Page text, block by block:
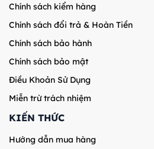
Chính sách kiểm hàng
Chính sách đổi trả & Hoàn Tiền
Chính sách bảo hành
Chính sách bảo mật
Điều Khoản Sử Dụng
Miễn trừ trách nhiệm
KIẾN THỨC
Hướng dẫn mua hàng